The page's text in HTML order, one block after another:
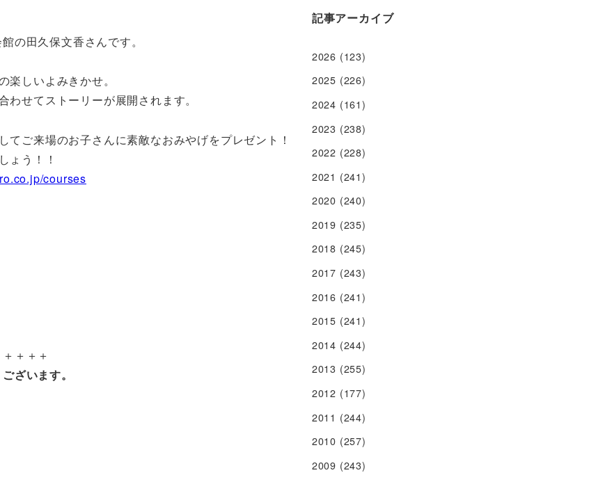
の田久保文香さんです。
楽しいよみきかせ。
わせてストーリーが展開されます。
てご来場のお子さんに素敵なおみやげをプレゼント！
ょう！！
courses
＋＋＋
ざいます。
記事アーカイブ
2026 (123)
2025 (226)
2024 (161)
2023 (238)
2022 (228)
2021 (241)
2020 (240)
2019 (235)
2018 (245)
2017 (243)
2016 (241)
2015 (241)
2014 (244)
2013 (255)
2012 (177)
2011 (244)
2010 (257)
2009 (243)